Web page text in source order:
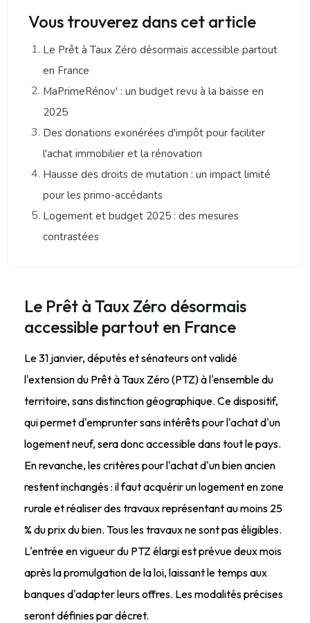
Vous trouverez dans cet article
Le Prêt à Taux Zéro désormais accessible partout
en France
MaPrimeRénov' : un budget revu à la baisse en
2025
Des donations exonérées d'impôt pour faciliter
l'achat immobilier et la rénovation
Hausse des droits de mutation : un impact limité
pour les primo-accédants
Logement et budget 2025 : des mesures
contrastées
Le Prêt à Taux Zéro désormais
accessible partout en France
Le 31 janvier, députés et sénateurs ont validé
l'extension du Prêt à Taux Zéro (PTZ) à l'ensemble du
territoire, sans distinction géographique. Ce dispositif,
qui permet d'emprunter sans intérêts pour l'achat d'un
logement neuf, sera donc accessible dans tout le pays.
En revanche, les critères pour l'achat d'un bien ancien
restent inchangés : il faut acquérir un logement en zone
rurale et réaliser des travaux représentant au moins 25
% du prix du bien. Tous les travaux ne sont pas éligibles.
L'entrée en vigueur du PTZ élargi est prévue deux mois
après la promulgation de la loi, laissant le temps aux
banques d'adapter leurs offres. Les modalités précises
seront définies par décret.